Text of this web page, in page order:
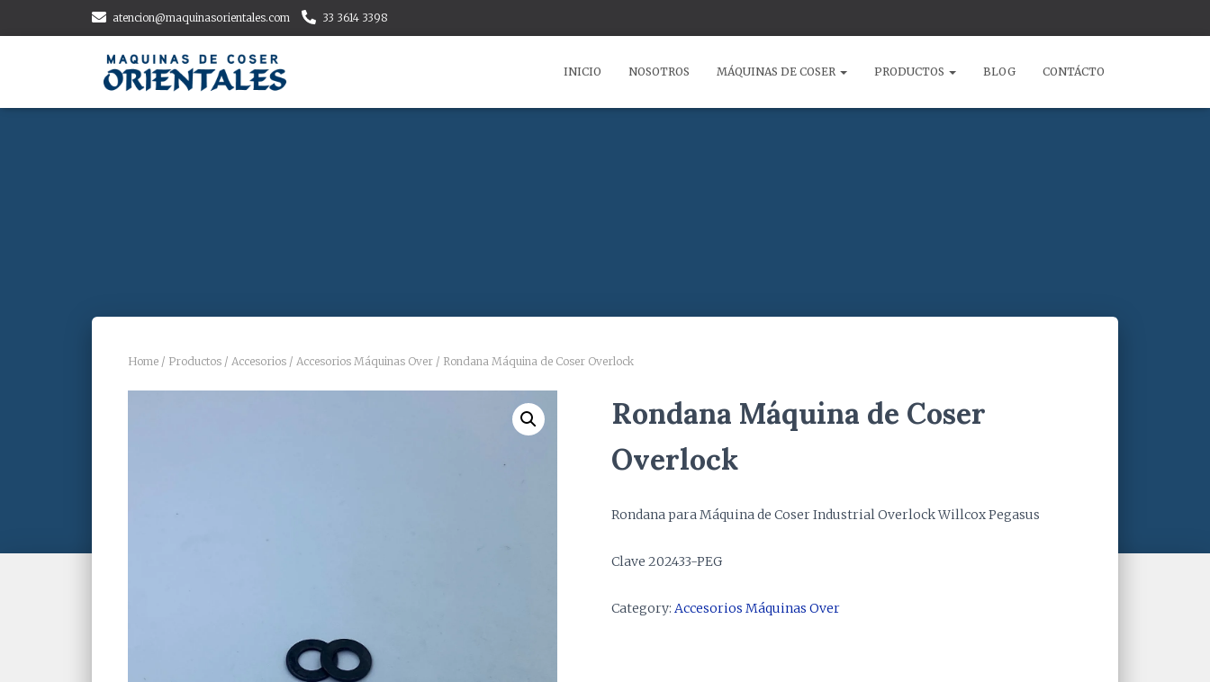
atencion@maquinasorientales.com 33 3614 3398
INICIO NOSOTROS MÁQUINAS DE COSER PRODUCTOS BLOG CONTÁCTO
Home / Productos / Accesorios / Accesorios Máquinas Over / Rondana Máquina de Coser Overlock
Rondana Máquina de Coser
Overlock
Rondana para Máquina de Coser Industrial Overlock Willcox Pegasus
Clave 202433-PEG
Category: Accesorios Máquinas Over